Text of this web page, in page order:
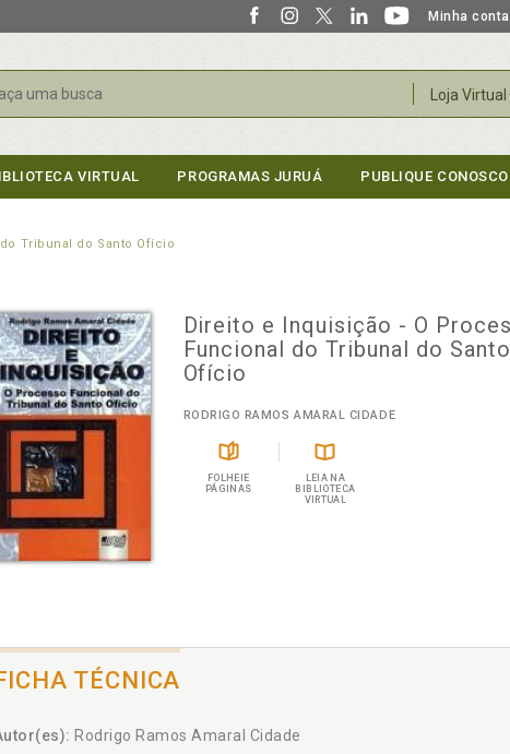
Minha conta
Loja Virtual
VIRTUAL PROGRAMAS JURUÁ PUBLIQUE CONOSCO
Tribunal do Santo Ofício
Direito e Inquisição - O
Funcional do Tribunal do Santo
Ofício
RODRIGO RAMOS AMARAL CIDADE
FOLHEIE
PÁGINAS
LEIA NA
BIBLIOTECA
VIRTUAL
TÉCNICA
Rodrigo Ramos Amaral Cidade